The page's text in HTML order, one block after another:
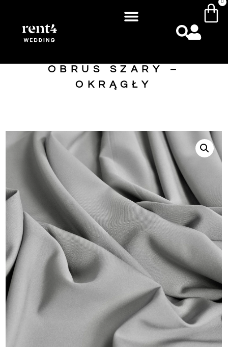
0
OBRUS SZARY –
OKRĄGŁY